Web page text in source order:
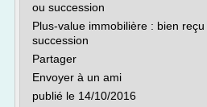
ou succession
Plus-value immobilière : bien
succession
Partager
Envoyer à un ami
publié le 14/10/2016